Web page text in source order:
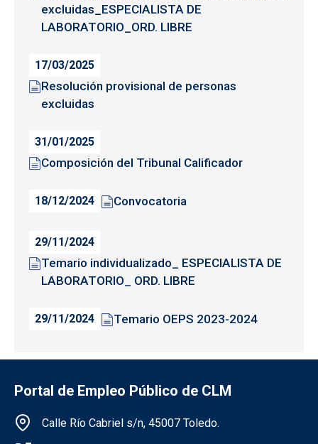
excluidas_ESPECIALISTA DE
LABORATORIO_ORD. LIBRE
17/03/2025
Resolución provisional de personas
excluidas
31/01/2025
Composición del Tribunal Calificador
18/12/2024 Convocatoria
29/11/2024
Temario individualizado_ ESPECIALISTA DE
LABORATORIO_ ORD. LIBRE
29/11/2024 Temario OEPS 2023-2024
Portal de Empleo Público de CLM
Información de la institución
Calle Río Cabriel s/n, 45007 Toledo.